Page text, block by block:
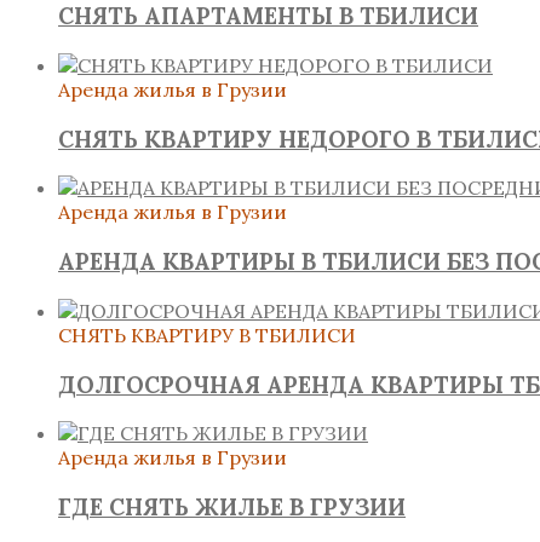
СНЯТЬ АПАРТАМЕНТЫ В ТБИЛИСИ
Аренда жилья в Грузии
СНЯТЬ КВАРТИРУ НЕДОРОГО В
Аренда жилья в Грузии
АРЕНДА КВАРТИРЫ В ТБИЛИСИ БЕЗ
СНЯТЬ КВАРТИРУ В ТБИЛИСИ
ДОЛГОСРОЧНАЯ АРЕНДА КВАРТИРЫ
Аренда жилья в Грузии
ГДЕ СНЯТЬ ЖИЛЬЕ В ГРУЗИИ